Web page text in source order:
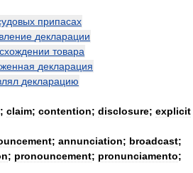
припасах
декларации
товара
декларация
декларацию
; claim; contention; disclosure; explicit
; annunciation; broadcast;
; pronouncement; pronunciamento;